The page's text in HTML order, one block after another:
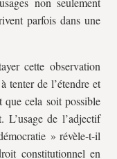
parfois dans une
cette observation
tenter de l’étendre et
cela soit possible
L’usage de l’adjectif
» révèle-t-il
constitutionnel en